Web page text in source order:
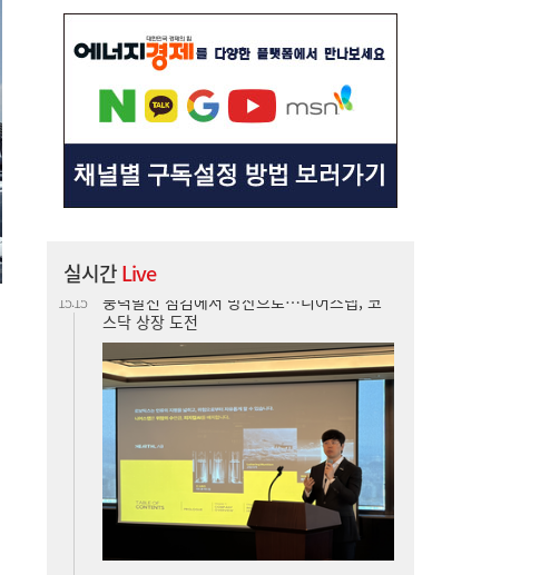
실시간Live
15:15
풍력발전 점검에서 방산으로…니어스랩, 코
스닥 상장 도전
15:09
카카오 이어 네이버도 ‘파업 경고등’…네이버
Z, 그룹 첫 파업 위기